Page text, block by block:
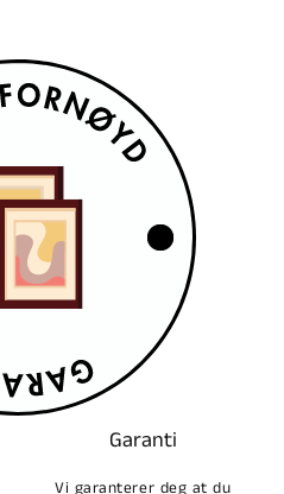
Garanti
Vi garanterer deg at du